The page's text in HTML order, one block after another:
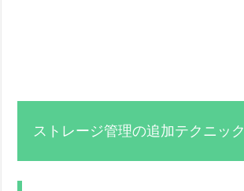
ストレージ管理の追加テクニック